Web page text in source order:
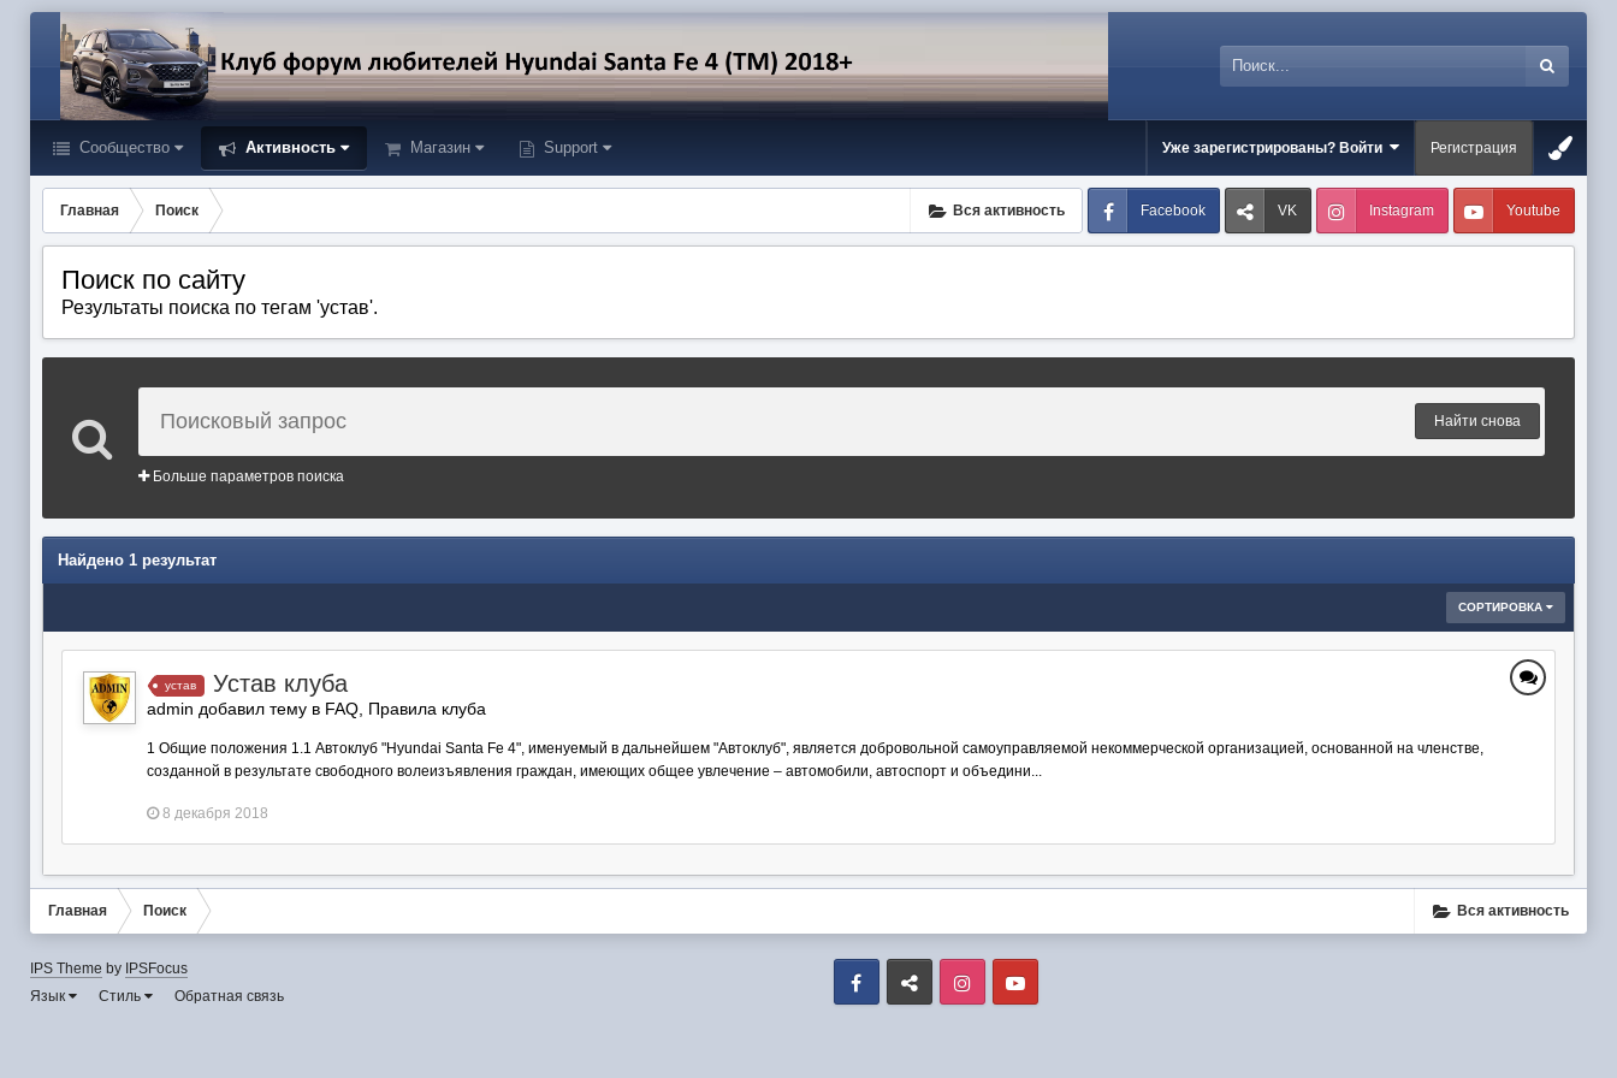
Сообщество Активность Магазин Support Уже зарегистрированы? Войти Регистрация
Вся активность
Главная Поиск Facebook VK Instagram Youtube
Поиск по сайту
Результаты поиска по тегам 'устав'.
Найти снова
Больше параметров поиска
Найдено 1 результат
СОРТИРОВКА
устав Устав клуба
admin добавил тему в FAQ, Правила клуба
1 Общие положения 1.1 Автоклуб "Hyundai Santa Fe 4", именуемый в дальнейшем "Автоклуб", является добровольной самоуправляемой некоммерческой организацией, основанной на членстве,
созданной в результате свободного волеизъявления граждан, имеющих общее увлечение – автомобили, автоспорт и объедини...
8 декабря 2018
Вся активность
Главная Поиск
IPS Theme by IPSFocus
Язык
Стиль Обратная связь
Facebook VK Instagram